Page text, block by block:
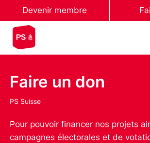
Devenir membre
Faire un don
PS Suisse
Pour pouvoir financer nos projets
campagnes électorales et de